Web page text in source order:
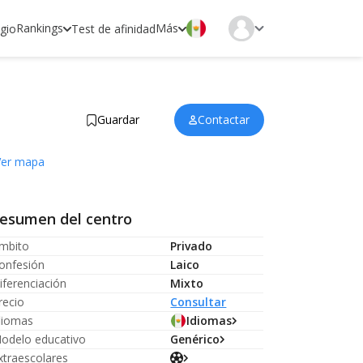
Rankings Test de afinidadMás
Guardar Contactar
mapa
del centro
Privado
Laico
Mixto
Consultar
Idiomas
educativo
Genérico